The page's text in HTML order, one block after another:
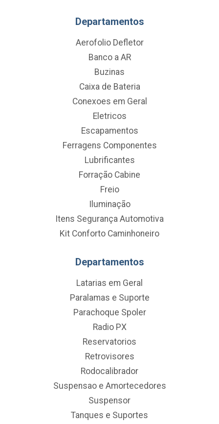
Departamentos
Aerofolio Defletor
Banco a AR
Buzinas
Caixa de Bateria
Conexoes em Geral
Eletricos
Escapamentos
Ferragens Componentes
Lubrificantes
Forração Cabine
Freio
Iluminação
Itens Segurança Automotiva
Kit Conforto Caminhoneiro
Departamentos
Latarias em Geral
Paralamas e Suporte
Parachoque Spoler
Radio PX
Reservatorios
Retrovisores
Rodocalibrador
Suspensao e Amortecedores
Suspensor
Tanques e Suportes